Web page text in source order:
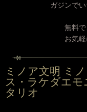
ガジンで
無料
お気
ミノア文明 ミ
ス・ラケダエ
タリオ